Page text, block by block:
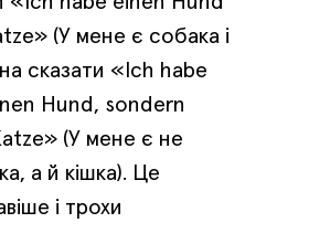
(У мене є собака і
сказати «Ich habe
Hund, sondern
(У мене є не
а й кішка). Це
і трохи